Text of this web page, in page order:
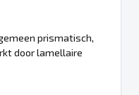
prismatisch,
door lamellaire